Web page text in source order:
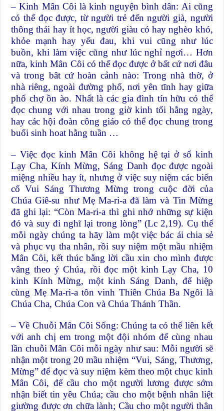
– Kinh Mân Côi là kinh nguyện bình dân: Ai cũng
có thể đọc được, từ người trẻ đến người già, người
thông thái hay ít học, người giàu có hay nghèo khó,
khỏe mạnh hay yếu đau, khi vui cũng như lúc
buồn, khi làm việc cũng như lúc nghỉ ngơi… Hơn
nữa, kinh Mân Côi có thể đọc được ở bất cứ nơi đâu
và trong bât cứ hoàn cảnh nào: Trong nhà thờ, ở
nhà riêng, ngoài đường phố, nơi yên tĩnh hay giữa
phố chợ ồn ào. Nhất là các gia đình tín hữu có thể
đọc chung với nhau trong giờ kinh tối hằng ngày,
hay các hội đoàn công giáo có thể đọc chung trong
buổi sinh hoat hằng tuần …
– Việc đọc kinh Mân Côi không hệ tại ở số kinh
Lạy Cha, Kính Mừng, Sáng Danh đọc được ngoài
miệng nhiều hay ít, nhưng ở việc suy niệm các biến
cố Vui Sáng Thương Mừng trong cuộc đời của
Chúa Giê-su như Mẹ Ma-ri-a đã làm và Tin Mừng
đã ghi lại: “Còn Ma-ri-a thì ghi nhớ những sự kiện
đó và suy đi nghĩ lại trong lòng” (Lc 2,19). Cụ thể
mỗi ngày chúng ta hãy làm một việc bác ái chia sẻ
và phục vụ tha nhân, rồi suy niệm một mầu nhiệm
Mân Côi, kết thúc bằng lời cầu xin cho mình được
vâng theo ý Chúa, rồi đọc một kinh Lạy Cha, 10
kinh Kính Mừng, một kinh Sáng Danh, để hiệp
cùng Mẹ Ma-ri-a tôn vinh Thiên Chúa Ba Ngôi là
Chúa Cha, Chúa Con và Chúa Thánh Thần.
– Về Chuỗi Mân Côi Sống: Chúng ta có thể liên kết
với anh chị em trong một đội nhóm để cùng nhau
lần chuỗi Mân Côi mỗi ngày như sau: Mỗi người sẽ
nhận một trong 20 mầu nhiệm “Vui, Sáng, Thương,
Mừng” để đọc và suy niệm kèm theo một chục kinh
Mân Côi, để cầu cho một người lương được sớm
nhận biết tin yêu Chúa; cầu cho một bệnh nhân liệt
giường được ơn chữa lành; Cầu cho một người thân